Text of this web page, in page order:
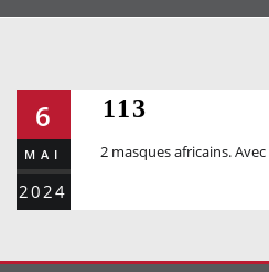
6
MAI
2024
113
2 masques africains.